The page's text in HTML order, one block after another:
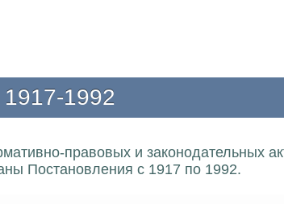
1992
правовых и законодательных
Постановления с 1917 по 1992.